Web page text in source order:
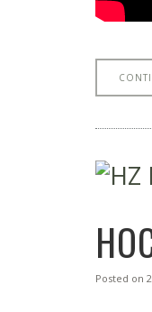
Posted on